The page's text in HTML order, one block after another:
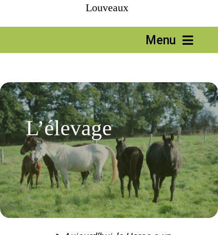
Louveaux
Menu
Stages vacances
Les cours
Randonnée / balade
Compétition
Pension
L’élevage